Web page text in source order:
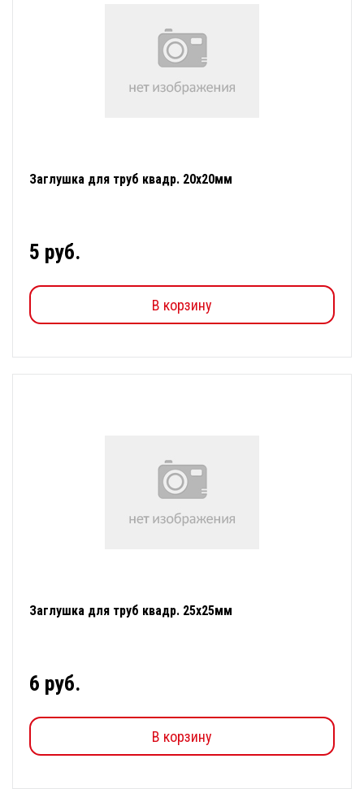
Заглушка для труб квадр. 20х20мм
5 руб.
В корзину
Заглушка для труб квадр. 25х25мм
6 руб.
В корзину